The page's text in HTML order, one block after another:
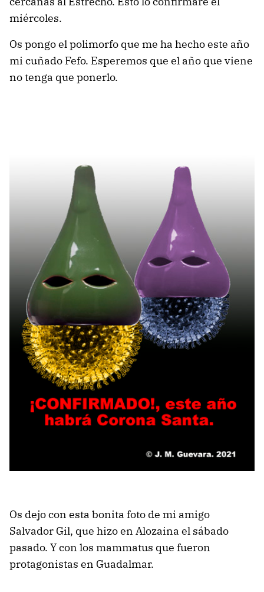
miércoles.
Os pongo el polimorfo que me ha hecho este año
mi cuñado Fefo. Esperemos que el año que viene
no tenga que ponerlo.
Os dejo con esta bonita foto de mi amigo
Salvador Gil, que hizo en Alozaina el sábado
pasado. Y con los mammatus que fueron
protagonistas en Guadalmar.